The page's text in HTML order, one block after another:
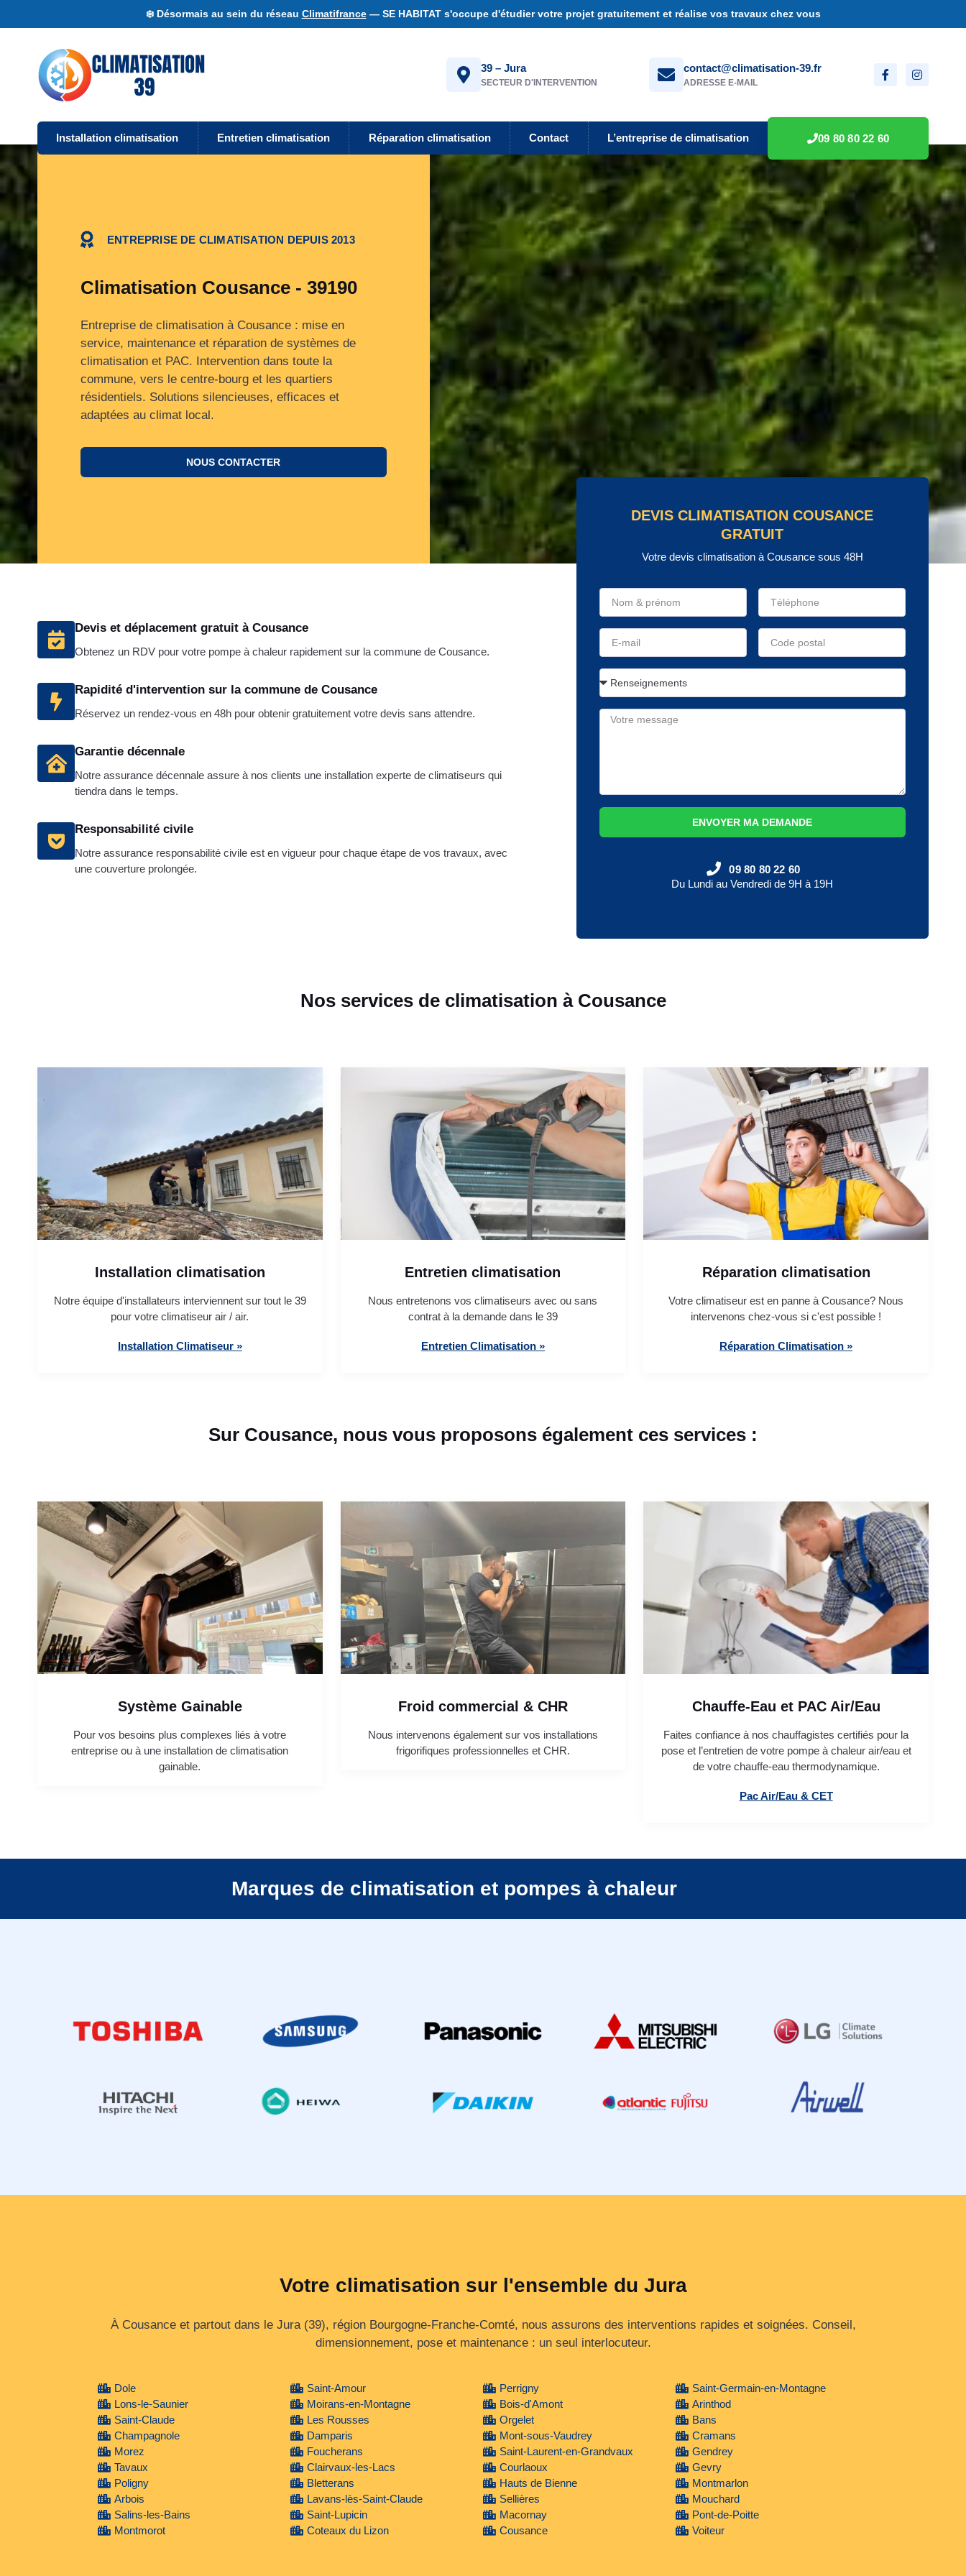
❄️ Désormais au sein du réseau Climatifrance— SE HABITAT s'occupe d'étudier votre projet gratuitement et réalise vos travaux chez vous
39 – Jura
SECTEUR D'INTERVENTION
contact@climatisation-39.fr
ADRESSE E-MAIL
Installation climatisation Entretien climatisation Réparation climatisation Contact L’entreprise de climatisation 09 80 80 22 60
ENTREPRISE DE CLIMATISATION DEPUIS 2013
Climatisation Cousance - 39190
Entreprise de climatisation à Cousance : mise en
service, maintenance et réparation de systèmes de
climatisation et PAC. Intervention dans toute la
commune, vers le centre‑bourg et les quartiers
résidentiels. Solutions silencieuses, efficaces et
adaptées au climat local.
NOUS CONTACTER
Devis et déplacement gratuit à Cousance
Obtenez un RDV pour votre pompe à chaleur rapidement sur la commune de Cousance.
Rapidité d'intervention sur la commune de Cousance
Réservez un rendez-vous en 48h pour obtenir gratuitement votre devis sans attendre.
Garantie décennale
Notre assurance décennale assure à nos clients une installation experte de climatiseurs qui
tiendra dans le temps.
Responsabilité civile
Notre assurance responsabilité civile est en vigueur pour chaque étape de vos travaux, avec
une couverture prolongée.
DEVIS CLIMATISATION COUSANCE
GRATUIT
Votre devis climatisation à Cousance sous 48H
ENVOYER MA DEMANDE
09 80 80 22 60
Du Lundi au Vendredi de 9H à 19H
Nos services de climatisation à Cousance
Installation climatisation
Notre équipe d'installateurs interviennent sur tout le 39
pour votre climatiseur air / air.
Installation Climatiseur »
Entretien climatisation
Nous entretenons vos climatiseurs avec ou sans
contrat à la demande dans le 39
Entretien Climatisation »
Réparation climatisation
Votre climatiseur est en panne à Cousance? Nous
intervenons chez-vous si c'est possible !
Réparation Climatisation »
Sur Cousance, nous vous proposons également ces services :
Système Gainable
Pour vos besoins plus complexes liés à votre
entreprise ou à une installation de climatisation
gainable.
Froid commercial & CHR
Nous intervenons également sur vos installations
frigorifiques professionnelles et CHR.
Chauffe-Eau et PAC Air/Eau
Faites confiance à nos chauffagistes certifiés pour la
pose et l’entretien de votre pompe à chaleur air/eau et
de votre chauffe-eau thermodynamique.
Pac Air/Eau & CET
Marques de climatisation et pompes à chaleur
Votre climatisation sur l'ensemble du Jura
À Cousance et partout dans le Jura (39), région Bourgogne‑Franche‑Comté, nous assurons des interventions rapides et soignées. Conseil,
dimensionnement, pose et maintenance : un seul interlocuteur.
Dole
Lons-le-Saunier
Saint-Claude
Champagnole
Morez
Tavaux
Poligny
Arbois
Salins-les-Bains
Montmorot
Saint-Amour
Moirans-en-Montagne
Les Rousses
Damparis
Foucherans
Clairvaux-les-Lacs
Bletterans
Lavans-lès-Saint-Claude
Saint-Lupicin
Coteaux du Lizon
Perrigny
Bois-d'Amont
Orgelet
Mont-sous-Vaudrey
Saint-Laurent-en-Grandvaux
Courlaoux
Hauts de Bienne
Sellières
Macornay
Cousance
Saint-Germain-en-Montagne
Arinthod
Bans
Cramans
Gendrey
Gevry
Montmarlon
Mouchard
Pont-de-Poitte
Voiteur